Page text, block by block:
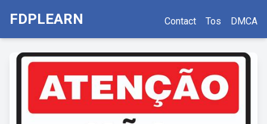
FDPLEARN Contact Tos DMCA